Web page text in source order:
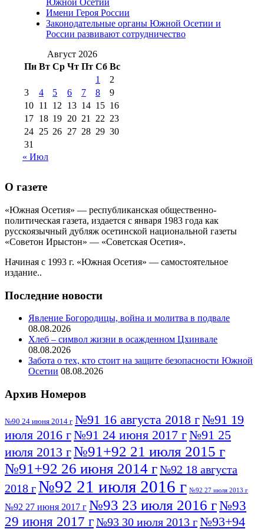
№98 8 августа 2013 г
августа 2012 г(14) №98+99 11 июля
2017 г(9)
№99 4 августа
2016 г(12) №99 8 июля 2014 г
августа 2012 г(11)
августа 2013 г
(12)
Имени Героя России
Законодательные органы Южной Осетии и
России развивают сотрудничество
Август 2026
Пн Вт Ср Чт Пт Сб Вс
1
2
3
4 5 6 7 8
9
10 11 12 13 14 15 16
17 18 19 20 21 22 23
24 25 26 27 28 29 30
31
« Июл
О газете
«Южная Осетия» — республиканская общественно-
политическая газета, издается с января 1983 года как
русскоязычный дубляж осетинской национальной газеты
«Советон Ирыстон» — «Советская Осетия».
Начиная с 1993 г. «Южная Осетия» — самостоятельное
издание..
Последние новости
Явление Богородицы, война и молитва в подвале
08.08.2026
Хлеб – символ жизни в осажденном Цхинвале
08.08.2026
Забота о тех, кто стоит на защите безопасности Южной
Осетии 08.08.2026
Архив Номеров
№90 24 июня 2014 г №91 16 августа 2018 г№91 19
июля 2016 г№91 24 июня 2017 г№91 25
июля 2013 г№91+92 21 июля 2015 г
№91+92 26 июня 2014 г№92 18 августа
2018 г№92 21 июля 2016 г №92 27 июля 2013 г
№92 27 июня 2017 г №93 23 июля 2016 г№93
29 июня 2017 г№93 30 июля 2013 г№93+94